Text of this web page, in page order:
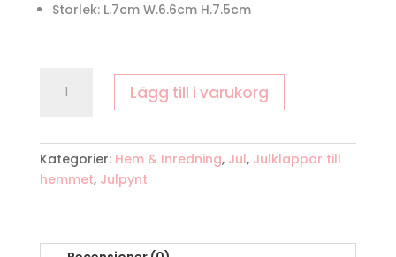
Storlek: L.7cm W.6.6cm H.7.5cm
Ledljus
Lägg till i varukorg
Kategorier: Hem & Inredning, Jul, Julklappar till
hemmet, Julpynt